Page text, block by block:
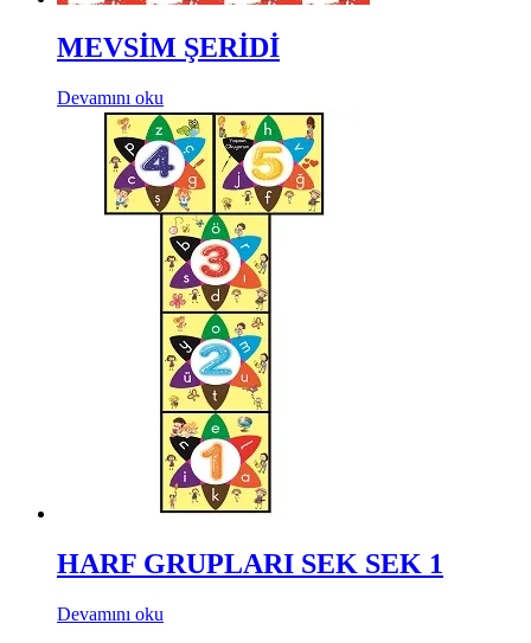
MEVSİM ŞERİDİ
Devamını oku
HARF GRUPLARI SEK SEK 1
Devamını oku